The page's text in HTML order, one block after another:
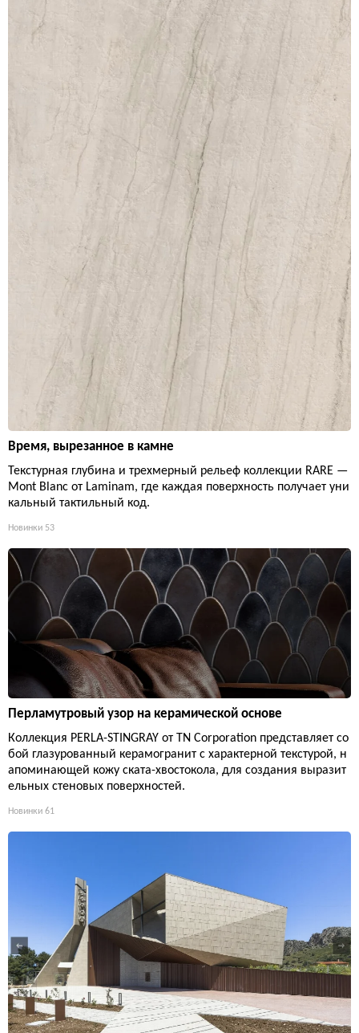
Время, вырезанное в камне
Текстурная глубина и трехмерный рельеф коллекции RARE —
Mont Blanc от Laminam, где каждая поверхность получает уни
кальный тактильный код.
Новинки 53
Перламутровый узор на керамической основе
Коллекция PERLA-STINGRAY от TN Corporation представляет со
бой глазурованный керамогранит с характерной текстурой, н
апоминающей кожу ската-хвостокола, для создания выразит
ельных стеновых поверхностей.
Новинки 61